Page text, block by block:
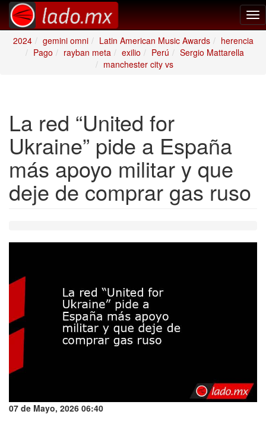
2024
gemini omni Latin American Music Awards
herencia
Pago
rayban meta exilio Perú
Sergio Mattarella
manchester city vs
La red “United for
Ukraine” pide a España
más apoyo militar y que
deje de comprar gas ruso
07 de Mayo, 2026 06:40